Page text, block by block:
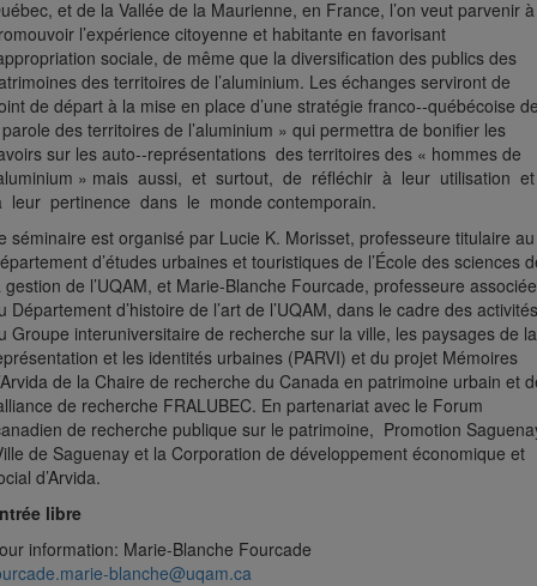
et de la Vallée de la Maurienne, en France, l’on veut parvenir à
l’expérience citoyenne et habitante en favorisant
sociale, de même que la diversification des publics des
des territoires de l’aluminium. Les échanges serviront de
de départ à la mise en place d’une stratégie franco-­‐québécoise
des territoires de l’aluminium » qui permettra de bonifier les
sur les auto-­‐représentations des territoires des « hommes de
» mais aussi, et surtout, de réfléchir à leur utilisation et
pertinence dans le monde contemporain.
séminaire est organisé par Lucie K. Morisset, professeure titulaire au
d’études urbaines et touristiques de l’École des sciences
gestion de l’UQAM, et Marie-­Blanche Fourcade, professeure associée
Département d’histoire de l’art de l’UQAM, dans le cadre des activités
Groupe interuniversitaire de recherche sur la ville, les paysages de la
et les identités urbaines (PARVI) et du projet Mémoires
de la Chaire de recherche du Canada en patrimoine urbain et
de recherche FRALUBEC. En partenariat avec le Forum
de recherche publique sur le patrimoine, Promotion
de Saguenay et la Corporation de développement économique et
d’Arvida.
libre
information: Marie-Blanche Fourcade
blanche@uqam.ca